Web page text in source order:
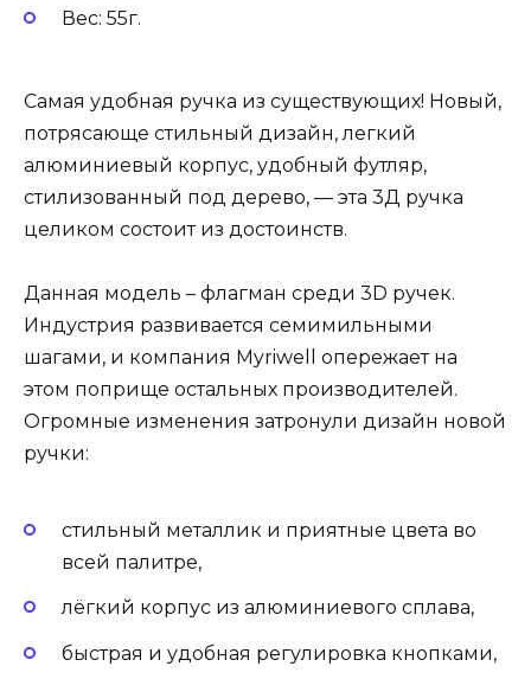
Вес: 55г.
Самая удобная ручка из существующих! Новый,
потрясающе стильный дизайн, легкий
алюминиевый корпус, удобный футляр,
стилизованный под дерево, — эта 3Д ручка
целиком состоит из достоинств.
Данная модель – флагман среди 3D ручек.
Индустрия развивается семимильными
шагами, и компания Myriwell опережает на
этом поприще остальных производителей.
Огромные изменения затронули дизайн новой
ручки:
стильный металлик и приятные цвета во
всей палитре,
лёгкий корпус из алюминиевого сплава,
быстрая и удобная регулировка кнопками,